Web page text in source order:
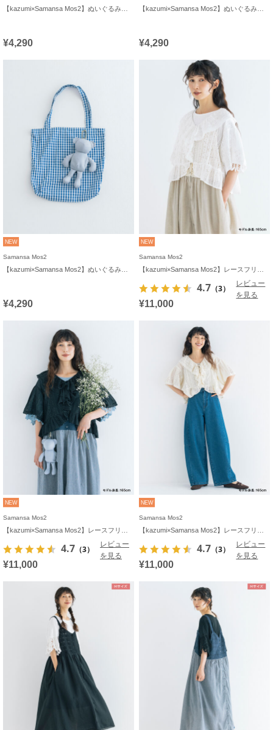
¥4,290 ¥4,290
NEW
Samansa Mos2
¥4,290
NEW
Samansa Mos2
4.7 （3）
レビュー
を見る
¥11,000
NEW
Samansa Mos2
4.7 （3）
レビュー
を見る
¥11,000
NEW
Samansa Mos2
4.7 （3）
レビュー
を見る
¥11,000